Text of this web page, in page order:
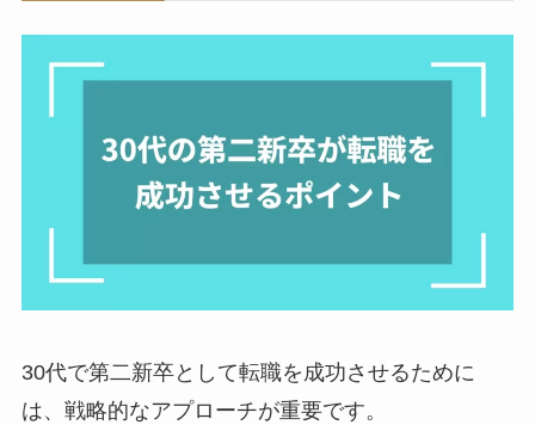
30代で第二新卒として転職を成功させるために
は、戦略的なアプローチが重要です。